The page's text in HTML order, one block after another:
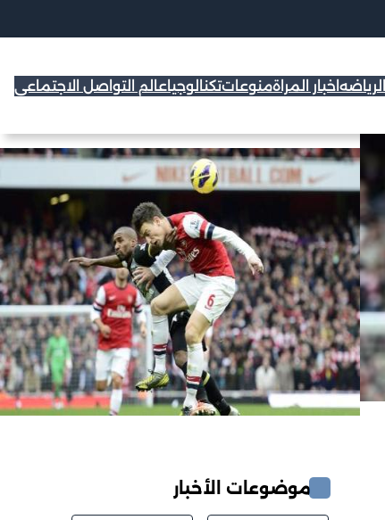
الرياضه اخبار المراةمنوعاتتكنالوجياعالم التواصل الاجتماعي
موضوعات الأخبار